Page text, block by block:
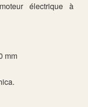
électrique à
mm